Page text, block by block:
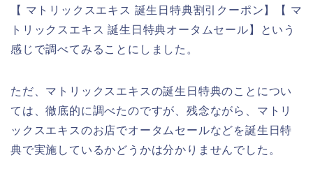
【 マトリックスエキス 誕生日特典割引クーポン】【 マ
トリックスエキス 誕生日特典オータムセール】という
感じで調べてみることにしました。
ただ、マトリックスエキスの誕生日特典のことについ
ては、徹底的に調べたのですが、残念ながら、マトリ
ックスエキスのお店でオータムセールなどを誕生日特
典で実施しているかどうかは分かりませんでした。